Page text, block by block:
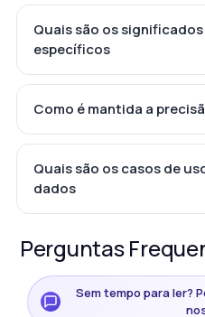
Quais são os
específicos
Como é mantida a
Quais são os casos de
dados
Perguntas
Sem tempo para ler?